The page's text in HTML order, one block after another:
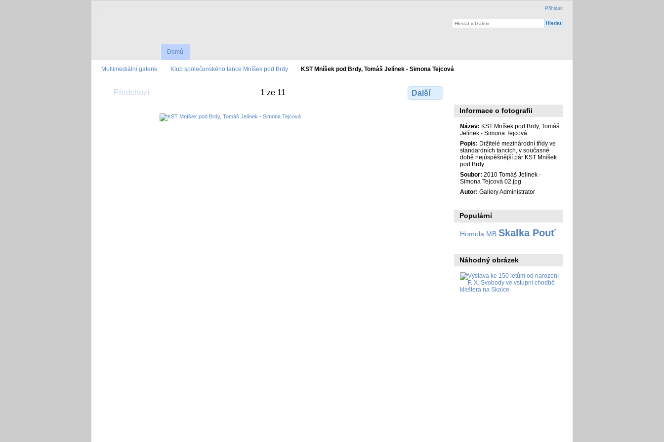
. Přihlásit
Domů
Multimediální galerie Klub společenského tance Mníšek pod Brdy KST Mníšek pod Brdy, Tomáš Jelínek - Simona Tejcová
Předchozí 1 ze 11 Další
Informace o fotografii
Název: KST Mníšek pod Brdy, Tomáš
Jelínek - Simona Tejcová
Popis: Držitelé mezinárodní třídy ve
standardních tancích, v současné
době nejúspěšnější pár KST Mníšek
pod Brdy.
Soubor: 2010 Tomáš Jelínek -
Simona Tejcová 02.jpg
Autor: Gallery Administrator
Populární
Homola MB Skalka Pouť
Náhodný obrázek